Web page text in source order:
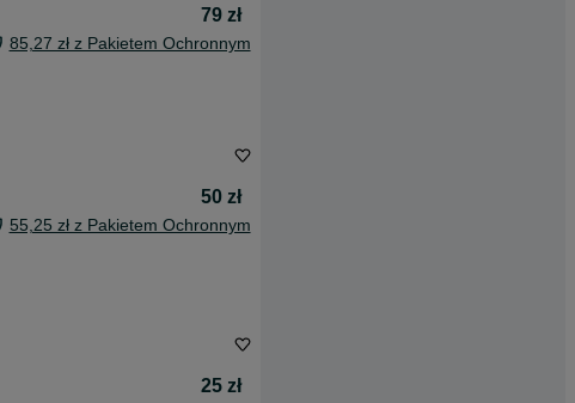
79 zł
85,27 zł z Pakietem Ochronnym
50 zł
55,25 zł z Pakietem Ochronnym
25 zł